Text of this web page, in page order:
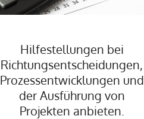
Hilfestellungen bei
Richtungsentscheidungen,
Prozessentwicklungen und
der Ausführung von
Projekten anbieten.